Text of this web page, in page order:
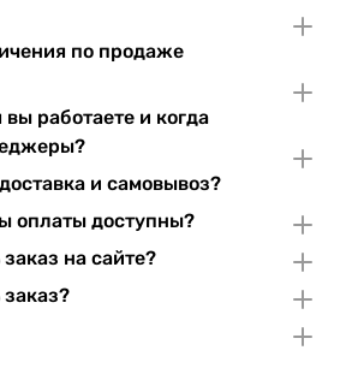
по продаже
работаете и когда
и самовывоз?
оплаты доступны?
на сайте?